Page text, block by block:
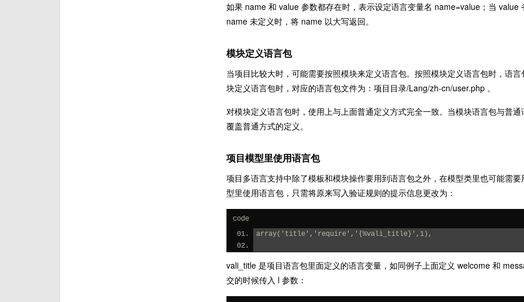
如果 name 和 value 参数都存在时，表示设定语言变量名 name=value；当
name 未定义时，将 name 以大写返回。
模块定义语言包
当项目比较大时，可能需要按照模块来定义语言包。按照模块定义语言包时，语
块定义语言包时，对应的语言包文件为：项目目录/Lang/zh-cn/user.php 。
对模块定义语言包时，使用上与上面普通定义方式完全一致。当模块语言包与普
覆盖普通方式的定义。
项目模型里使用语言包
项目多语言支持中除了模板和模块操作要用到语言包之外，在模型类里也可能需
型里使用语言包，只需将原来写入验证规则的提示信息更改为：
code
array('title','require','{%vali_title}',1),
vali_title 是项目语言包里面定义的语言变量，如同例子上面定义 welcome 和
交的时候传入 l 参数：